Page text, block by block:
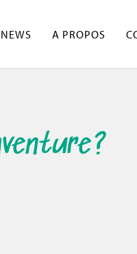
NEWS A PROPOS